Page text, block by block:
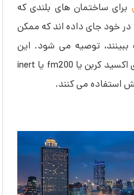
برای ساختمان های بلندی که
خود جای داده اند که ممکن
توصیه می شود. این
سیستم ها از گازهایی مانند دی اکسید کربن یا fm200 یا inert